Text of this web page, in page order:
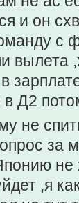
и он
с
вылета
в Д2
не
за
не
,я